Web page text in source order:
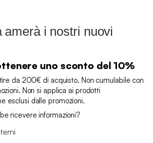
amerà i nostri nuovi
uno sconto del 10%
da 200€ di acquisto. Non cumulabile con
Non si applica ai prodotti
esclusi dalle promozioni.
ricevere informazioni?